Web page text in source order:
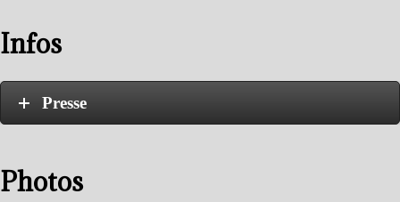
Infos
Presse
Photos